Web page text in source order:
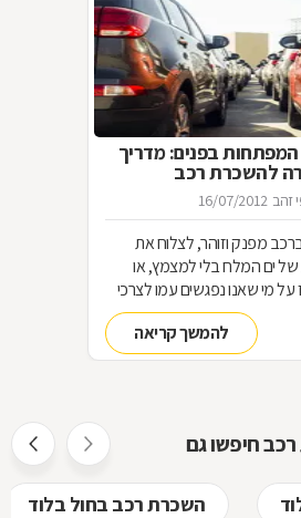
בפנים: מדריך
להשכרת רכב
זהב 16/07/2012
מפנק וזוהר, לצלוח את
של ים המלח בלי למצמץ, או
מי שאנו נפגשים עמו לצרכי
מומלץ להשכיר רכב, מה
רכב לליסינג, ומה צריך לבדוק
להשכיר רכב בחו"ל? מורה
להמשך קריאה
חיפשו גם
השכרת רכב בחול בלוד